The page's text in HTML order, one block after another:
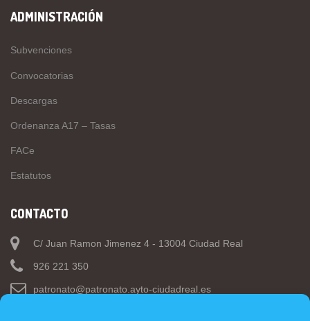
ADMINISTRACIÓN
Subvenciones
Convocatorias
Descargas
Ordenanza A17 – Tasas
FACe
Estatutos
CONTACTO
C/ Juan Ramon Jimenez 4 - 13004 Ciudad Real
926 221 350
patronato@patronato.ayto-ciudadreal.es